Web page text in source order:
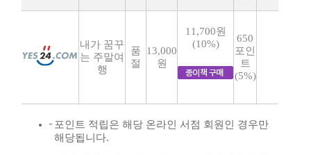
내가 꿈꾸
는 주말여
행
품
절
13,000
원
11,700원
(10%)
650
포인
트
(5%)
포인트 적립은 해당 온라인 서점 회원인 경우만
해당됩니다.